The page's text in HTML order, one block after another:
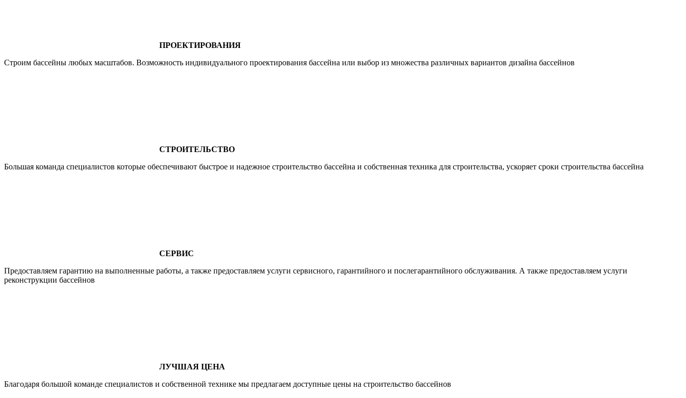
ПРОЕКТИРОВАНИЯ
Строим бассейны любых масштабов. Возможность индивидуального проектирования бассейна или выбор из множества различных вариантов дизайна бассейнов
СТРОИТЕЛЬСТВО
Большая команда специалистов которые обеспечивают быстрое и надежное строительство бассейна и собственная техника для строительства, ускоряет сроки строительства бассейна
СЕРВИС
Предоставляем гарантию на выполненные работы, а также предоставляем услуги сервисного, гарантийного и послегарантийного обслуживания. А также предоставляем услуги
реконструкции бассейнов
ЛУЧШАЯ ЦЕНА
Благодаря большой команде специалистов и собственной технике мы предлагаем доступные цены на строительство бассейнов